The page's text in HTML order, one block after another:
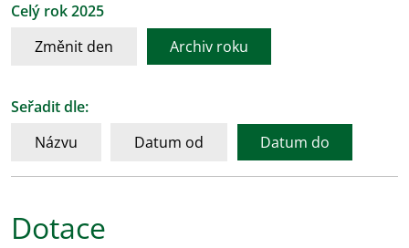
Celý rok 2025
Změnit den
Archiv roku
Seřadit dle:
Názvu
Datum od Datum do
Dotace